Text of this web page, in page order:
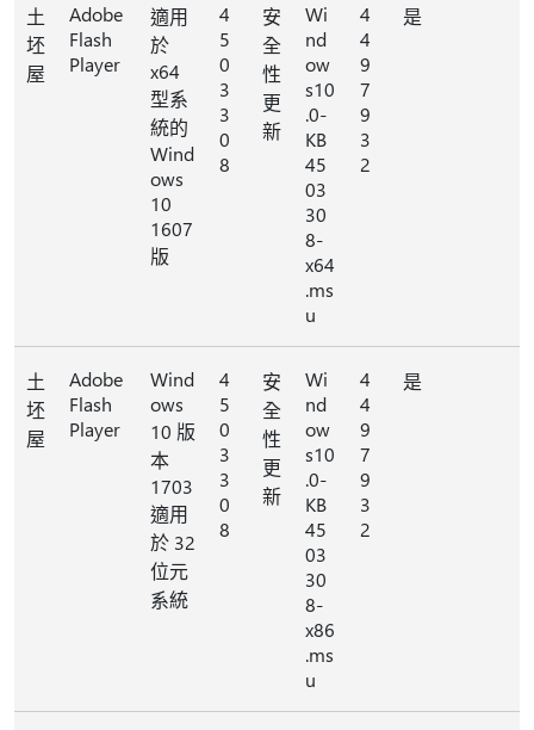
土
坯
屋
Adobe
Flash
Player
適用
於
x64
型系
統的
Wind
ows
10
1607
版
4
5
0
3
3
0
8
安
全
性
更
新
Wi
nd
ow
s10
.0-
KB
45
03
30
8-
x64
.ms
u
4
4
9
7
9
3
2
是
土
坯
屋
Adobe
Flash
Player
Wind
ows
10 版
本
1703
適用
於 32
位元
系統
4
5
0
3
3
0
8
安
全
性
更
新
Wi
nd
ow
s10
.0-
KB
45
03
30
8-
x86
.ms
u
4
4
9
7
9
3
2
是